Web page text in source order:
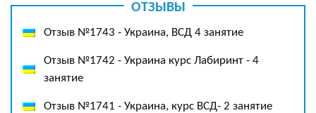
ОТЗЫВЫ
Отзыв №1743 - Украина, ВСД 4 занятие
Отзыв №1742 - Украина курс Лабиринт - 4
занятие
Отзыв №1741 - Украина, курс ВСД- 2 занятие